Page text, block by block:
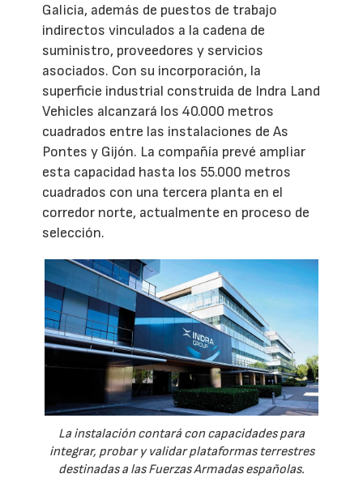
Galicia, además de puestos de trabajo
indirectos vinculados a la cadena de
suministro, proveedores y servicios
asociados. Con su incorporación, la
superficie industrial construida de Indra Land
Vehicles alcanzará los 40.000 metros
cuadrados entre las instalaciones de As
Pontes y Gijón. La compañía prevé ampliar
esta capacidad hasta los 55.000 metros
cuadrados con una tercera planta en el
corredor norte, actualmente en proceso de
selección.
La instalación contará con capacidades para
integrar, probar y validar plataformas terrestres
destinadas a las Fuerzas Armadas españolas.